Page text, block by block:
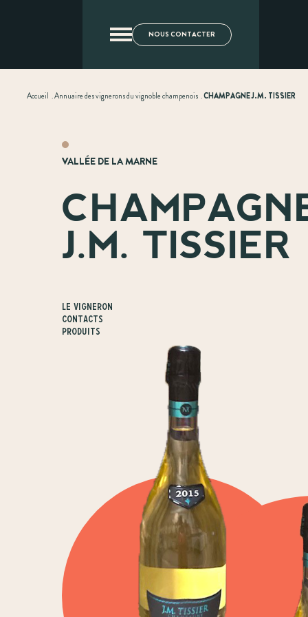
NOUS CONTACTER
Accueil .Annuaire des vignerons du vignoble champenois .CHAMPAGNE J.M. TISSIER
VALLÉE DE LA MARNE
J.M. TISSIER
Le vigneron
Contacts
Produits